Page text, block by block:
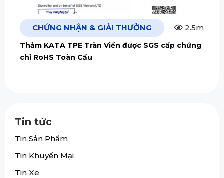
CHỨNG NHẬN & GIẢI THƯỞNG 2.5m
Thảm KATA TPE Tràn Viền được SGS cấp chứng
chỉ RoHS Toàn Cầu
Tin tức
Tin Sản Phẩm
Tin Khuyến Mại
Tin Xe